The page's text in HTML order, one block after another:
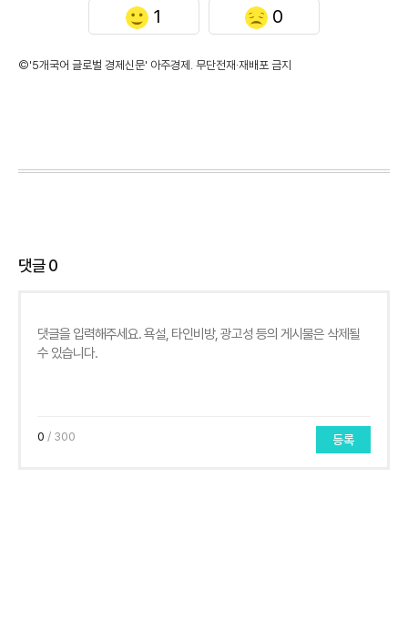
1 0
©'5개국어 글로벌 경제신문' 아주경제. 무단전재·재배포 금지
댓글0
0 / 300 등록